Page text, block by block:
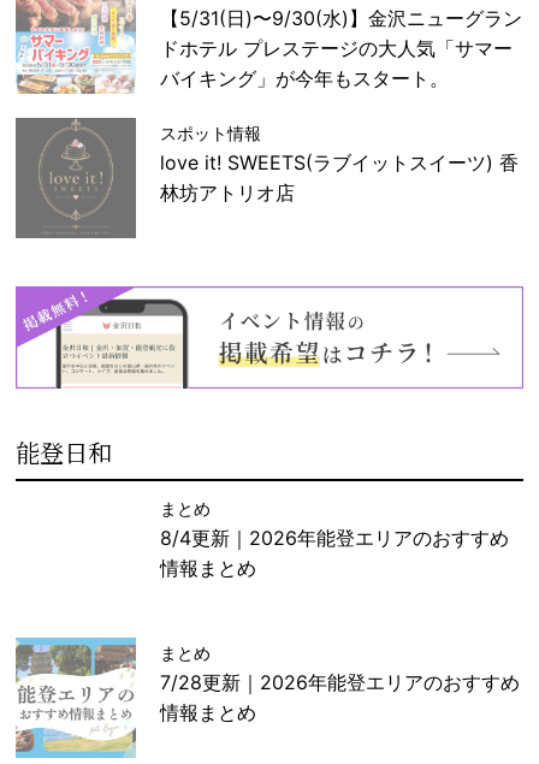
【5/31(日)〜9/30(水)】金沢ニューグラン
ドホテル プレステージの大人気「サマー
バイキング」が今年もスタート。
スポット情報
love it! SWEETS(ラブイットスイーツ) 香
林坊アトリオ店
能登日和
まとめ
8/4更新｜2026年能登エリアのおすすめ
情報まとめ
まとめ
7/28更新｜2026年能登エリアのおすすめ
情報まとめ